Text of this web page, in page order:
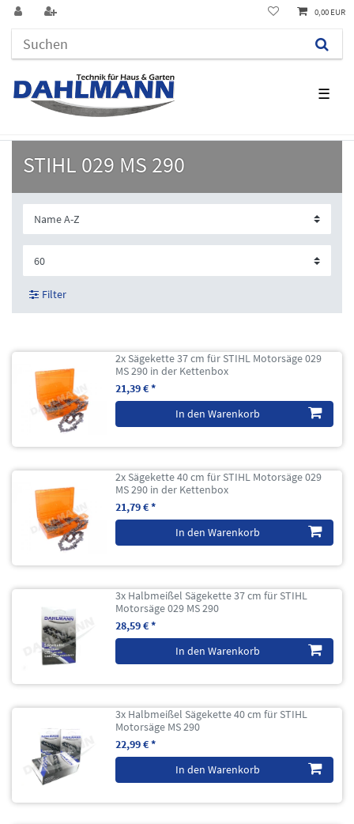
☰
0,00 EUR
STIHL 029 MS 290
Filter
2x Sägekette 37 cm für STIHL Motorsäge 029
MS 290 in der Kettenbox
21,39 € *
In den Warenkorb
2x Sägekette 40 cm für STIHL Motorsäge 029
MS 290 in der Kettenbox
21,79 € *
In den Warenkorb
3x Halbmeißel Sägekette 37 cm für STIHL
Motorsäge 029 MS 290
28,59 € *
In den Warenkorb
3x Halbmeißel Sägekette 40 cm für STIHL
Motorsäge MS 290
22,99 € *
In den Warenkorb